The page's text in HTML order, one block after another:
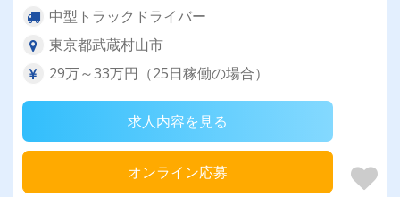
中型トラックドライバー
東京都武蔵村山市
29万～33万円（25日稼働の場合）
求人内容を見る
オンライン応募